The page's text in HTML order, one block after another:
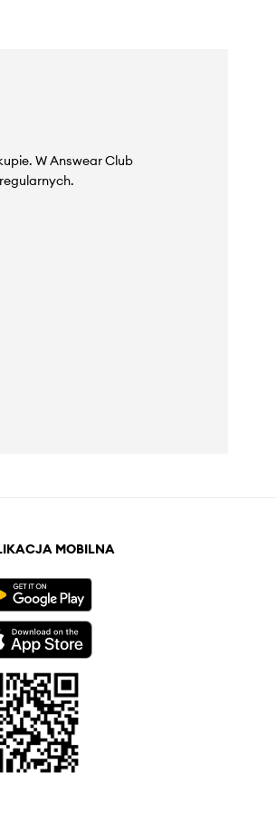
W Answear Club
MOBILNA